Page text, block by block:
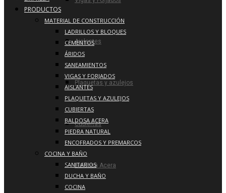
Aislantes
Plaquetas y azulejos
Cubiertas
Baldosa Acera
PRODUCTOS
MATERIAL DE CONSTRUCCIÓN
LADRILLOS Y BLOQUES
CEMENTOS
ÁRIDOS
SANEAMIENTOS
VIGAS Y FORJADOS
AISLANTES
PLAQUETAS Y AZULEJOS
CUBIERTAS
BALDOSA ACERA
PIEDRA NATURAL
ENCOFRADOS Y PREMARCOS
COCINA Y BAÑO
SANITARIOS
DUCHA Y BAÑO
COCINA